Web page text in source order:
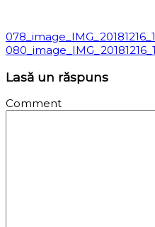
Lasă un răspuns
Comment